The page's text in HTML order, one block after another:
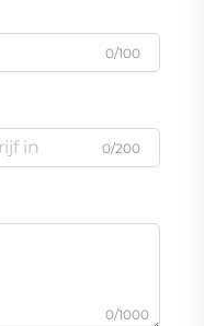
0/100
0/200
0/1000